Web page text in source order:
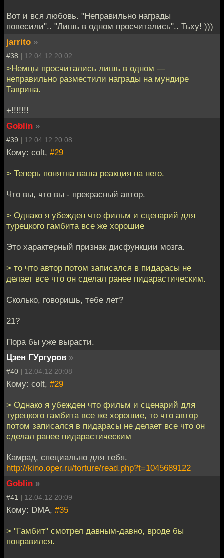
Вот и вся любовь. "Неправильно награды
повесили".. "Лишь в одном просчитались".. Тьху! )))
jarrito »
#38 | 12.04.12 20:02
>Немцы просчитались лишь в одном —
неправильно разместили награды на мундире
Таврина.
+!!!!!!!
Goblin »
#39 | 12.04.12 20:08
Кому: colt, #29
> Теперь понятна ваша реакция на него.
Что вы, что вы - прекрасный автор.
> Однако я убежден что фильм и сценарий для
турецкого гамбита все же хорошие
Это характерный признак дисфункции мозга.
> то что автор потом записался в пидарасы не
делает все что он сделал ранее пидарастическим.
Сколько, говоришь, тебе лет?
21?
Пора бы уже вырасти.
Цзен ГУргуров »
#40 | 12.04.12 20:08
Кому: colt, #29
> Однако я убежден что фильм и сценарий для
турецкого гамбита все же хорошие, то что автор
потом записался в пидарасы не делает все что он
сделал ранее пидарастическим
Камрад, специально для тебя.
http://kino.oper.ru/torture/read.php?t=1045689122
Goblin »
#41 | 12.04.12 20:09
Кому: DMA, #35
> "Гамбит" смотрел давным-давно, вроде бы
понравился.